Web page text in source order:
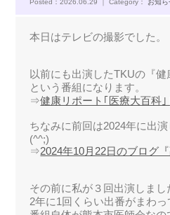
職員募
Posted：2026.06.29 ｜ Category： お知ら
本日はテレビの撮影でした。
以前にも出演したTKUの『健
という番組になります。
⇒健康リポート｢医療大百科
ちなみに前回は2024年に出
(^^;)
⇒2024年10月22日のブログ
その前に私が３回出演しまし
2年に1回くらい出番がまわっ